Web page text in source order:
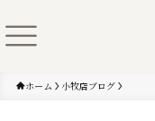
ホーム 小牧店ブログ